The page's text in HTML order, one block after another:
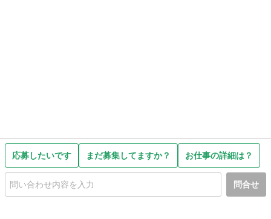
応募したいです まだ募集してますか？ お仕事の詳細は？
問合せ